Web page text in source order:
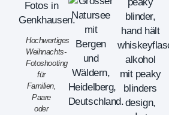
Hochwertiges
Weihnachts-
Fotoshooting
für
Familien,
Paare
oder